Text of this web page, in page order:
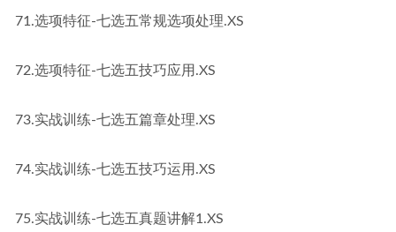
71.选项特征-七选五常规选项处理.XS
72.选项特征-七选五技巧应用.XS
73.实战训练-七选五篇章处理.XS
74.实战训练-七选五技巧运用.XS
75.实战训练-七选五真题讲解1.XS